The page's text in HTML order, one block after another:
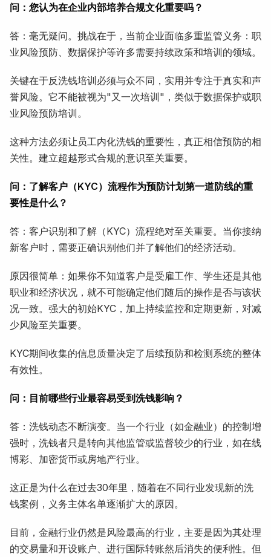
问：您认为在企业内部培养合规文化重要吗？
答：毫无疑问。挑战在于，当前企业面临多重监管义务：职
业风险预防、数据保护等许多需要持续政策和培训的领域。
关键在于反洗钱培训必须与众不同，实用并专注于真实和声
誉风险。它不能被视为"又一次培训"，类似于数据保护或职
业风险预防培训。
这种方法必须让员工内化洗钱的重要性，真正相信预防的相
关性。建立超越形式合规的意识至关重要。
问：了解客户（KYC）流程作为预防计划第一道防线的重
要性是什么？
答：客户识别和了解（KYC）流程绝对至关重要。当你接纳
新客户时，需要正确识别他们并了解他们的经济活动。
原因很简单：如果你不知道客户是受雇工作、学生还是其他
职业和经济状况，就不可能确定他们随后的操作是否与该状
况一致。强大的初始KYC，加上持续监控和定期更新，对减
少风险至关重要。
KYC期间收集的信息质量决定了后续预防和检测系统的整体
有效性。
问：目前哪些行业最容易受到洗钱影响？
答：洗钱动态不断演变。当一个行业（如金融业）的控制增
强时，洗钱者只是转向其他监管或监督较少的行业，如在线
博彩、加密货币或房地产行业。
这正是为什么在过去30年里，随着在不同行业发现新的洗
钱案例，义务主体名单逐渐扩大的原因。
目前，金融行业仍然是风险最高的行业，主要是因为其处理
的交易量和开设账户、进行国际转账然后消失的便利性。但